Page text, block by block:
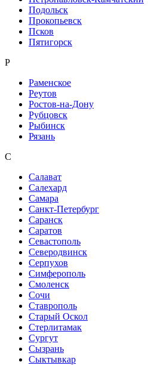
Подольск
Прокопьевск
Псков
Пятигорск
Р
Раменское
Реутов
Ростов-на-Дону
Рубцовск
Рыбинск
Рязань
С
Салават
Салехард
Самара
Санкт-Петербург
Саранск
Саратов
Севастополь
Северодвинск
Серпухов
Симферополь
Смоленск
Сочи
Ставрополь
Старый Оскол
Стерлитамак
Сургут
Сызрань
Сыктывкар